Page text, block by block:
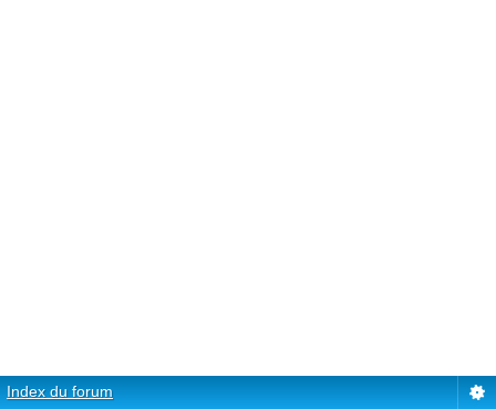
Index du forum